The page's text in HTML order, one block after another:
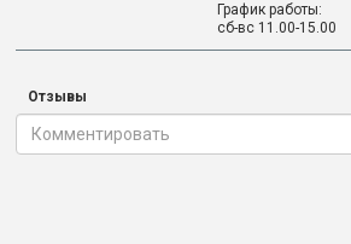
График работы:
сб-вс 11.00-15.00
Отзывы